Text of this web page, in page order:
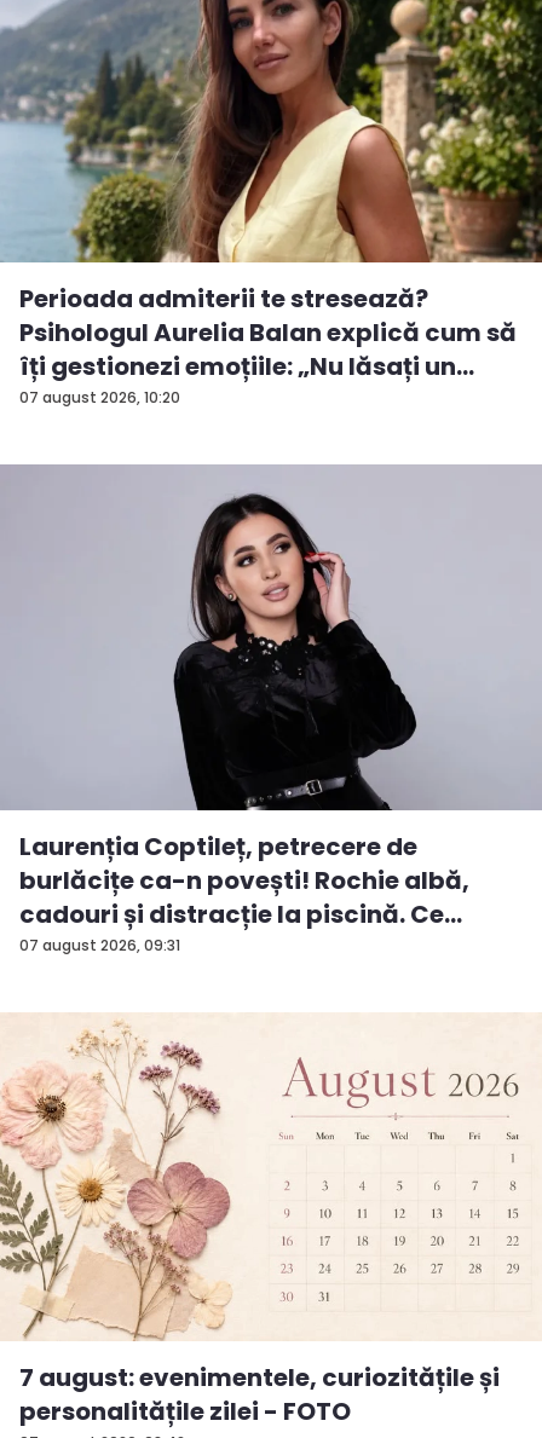
07 august 2026, 10:20
Perioada admiterii te stresează?
Psihologul Aurelia Balan explică cum să
îți gestionezi emoțiile: „Nu lăsați un
rezu...
07 august 2026, 09:31
Laurenția Coptileț, petrecere de
burlăcițe ca-n povești! Rochie albă,
cadouri și distracție la piscină. Ce
surp...
7 august: evenimentele, curiozitățile și
personalitățile zilei - FOTO